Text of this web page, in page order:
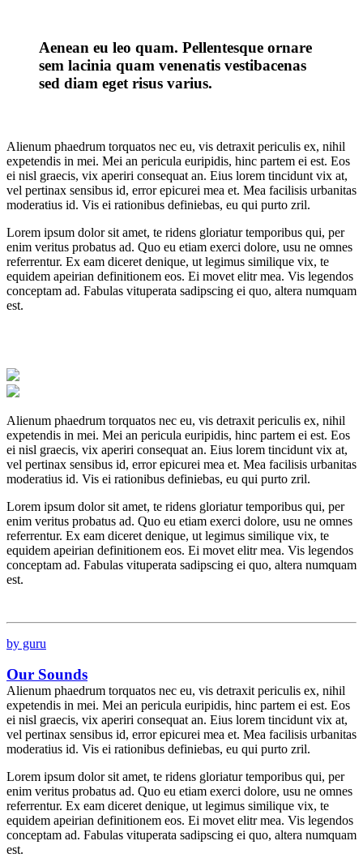
Aenean eu leo quam. Pellentesque ornare
sem lacinia quam venenatis vestibacenas
sed diam eget risus varius.
Alienum phaedrum torquatos nec eu, vis detraxit periculis ex, nihil
expetendis in mei. Mei an pericula euripidis, hinc partem ei est. Eos
ei nisl graecis, vix aperiri consequat an. Eius lorem tincidunt vix at,
vel pertinax sensibus id, error epicurei mea et. Mea facilisis urbanitas
moderatius id. Vis ei rationibus definiebas, eu qui purto zril.
Lorem ipsum dolor sit amet, te ridens gloriatur temporibus qui, per
enim veritus probatus ad. Quo eu etiam exerci dolore, usu ne omnes
referrentur. Ex eam diceret denique, ut legimus similique vix, te
equidem apeirian definitionem eos. Ei movet elitr mea. Vis legendos
conceptam ad. Fabulas vituperata sadipscing ei quo, altera numquam
est.
Alienum phaedrum torquatos nec eu, vis detraxit periculis ex, nihil
expetendis in mei. Mei an pericula euripidis, hinc partem ei est. Eos
ei nisl graecis, vix aperiri consequat an. Eius lorem tincidunt vix at,
vel pertinax sensibus id, error epicurei mea et. Mea facilisis urbanitas
moderatius id. Vis ei rationibus definiebas, eu qui purto zril.
Lorem ipsum dolor sit amet, te ridens gloriatur temporibus qui, per
enim veritus probatus ad. Quo eu etiam exerci dolore, usu ne omnes
referrentur. Ex eam diceret denique, ut legimus similique vix, te
equidem apeirian definitionem eos. Ei movet elitr mea. Vis legendos
conceptam ad. Fabulas vituperata sadipscing ei quo, altera numquam
est.
by guru
Our Sounds
Alienum phaedrum torquatos nec eu, vis detraxit periculis ex, nihil
expetendis in mei. Mei an pericula euripidis, hinc partem ei est. Eos
ei nisl graecis, vix aperiri consequat an. Eius lorem tincidunt vix at,
vel pertinax sensibus id, error epicurei mea et. Mea facilisis urbanitas
moderatius id. Vis ei rationibus definiebas, eu qui purto zril.
Lorem ipsum dolor sit amet, te ridens gloriatur temporibus qui, per
enim veritus probatus ad. Quo eu etiam exerci dolore, usu ne omnes
referrentur. Ex eam diceret denique, ut legimus similique vix, te
equidem apeirian definitionem eos. Ei movet elitr mea. Vis legendos
conceptam ad. Fabulas vituperata sadipscing ei quo, altera numquam
est.